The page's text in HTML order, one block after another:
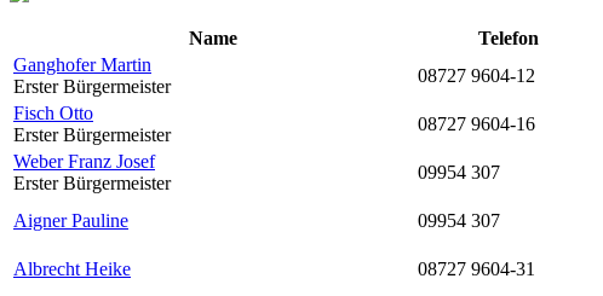
Name
Telefon
Ganghofer Martin
Erster Bürgermeister
08727 9604-12
Fisch Otto
Erster Bürgermeister
08727 9604-16
Weber Franz Josef
Erster Bürgermeister
09954 307
Aigner Pauline 09954 307
Albrecht Heike
08727 9604-31